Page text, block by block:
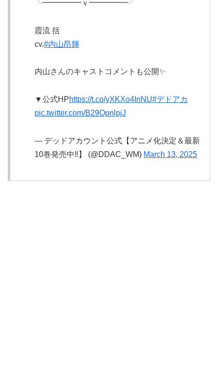
╰━━━━━ｖ━━━━━╯
霞流 括
cv.#内山昂輝
内山さんのキャストコメントも公開✨
▼公式HPhttps://t.co/yXKXo4InNU#デドアカ
pic.twitter.com/B29OpnlpjJ
— デッドアカウント公式【アニメ化決定＆最新
10巻発売中‼️】 (@DDAC_WM) March 13, 2025